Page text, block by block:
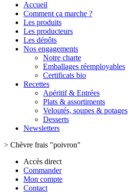
Accueil
Comment ça marche ?
Les produits
Les producteurs
Les dépôts
Nos engagements
Notre charte
Emballages réemployables
Certificats bio
Recettes
Apéritif & Entrées
Plats & assortiments
Veloutés, soupes & potages
Desserts
Newsletters
> Chèvre frais "poivron"
Accès direct
Commander
Mon compte
Contact